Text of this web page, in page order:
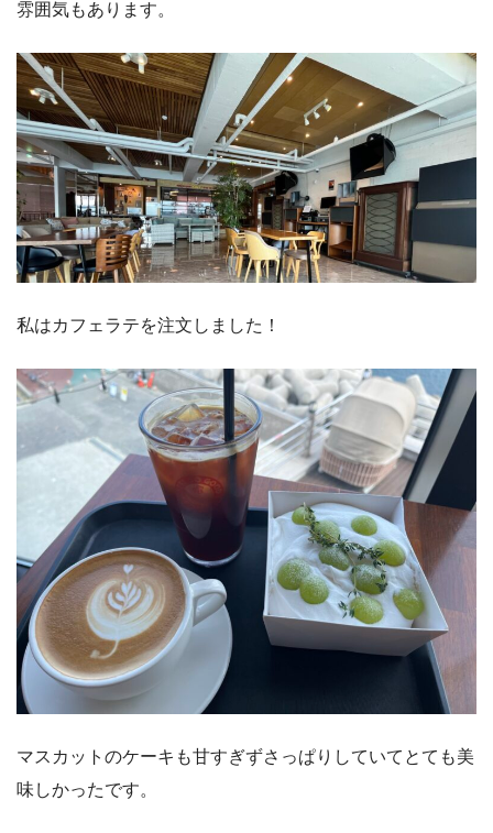
雰囲気もあります。
私はカフェラテを注文しました！
マスカットのケーキも甘すぎずさっぱりしていてとても美
味しかったです。